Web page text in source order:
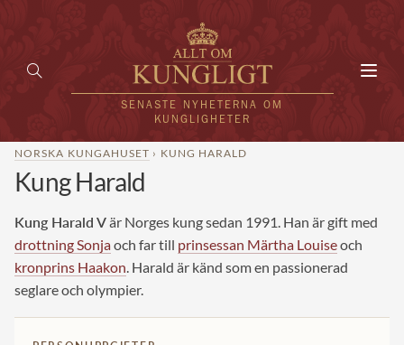
SENASTE NYHETERNA OM
KUNGLIGHETER
KUNGAFAMILJEN
UTLÄNDSKT
NORSKA KUNGAHUSET › KUNG HARALD
Kung Harald
Kung Harald Vär Norges kung sedan 1991. Han är gift med
drottning Sonjaoch far till prinsessan Märtha Louiseoch
kronprins Haakon . Harald är känd som en passionerad
seglare och olympier.